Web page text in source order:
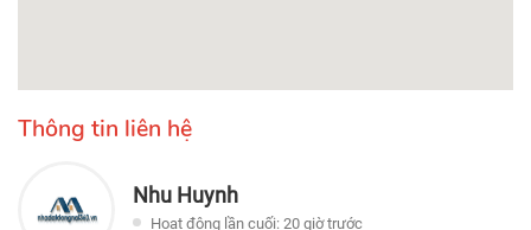
Thông tin liên hệ
Nhu Huynh
Hoạt động lần cuối: 20 giờ trước